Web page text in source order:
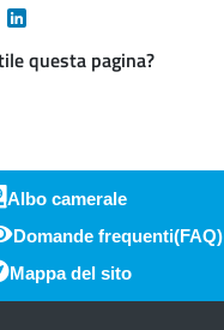
Twitter
questa pagina?
di pagina
Albo camerale
Domande frequenti(FAQ)
Mappa del sito